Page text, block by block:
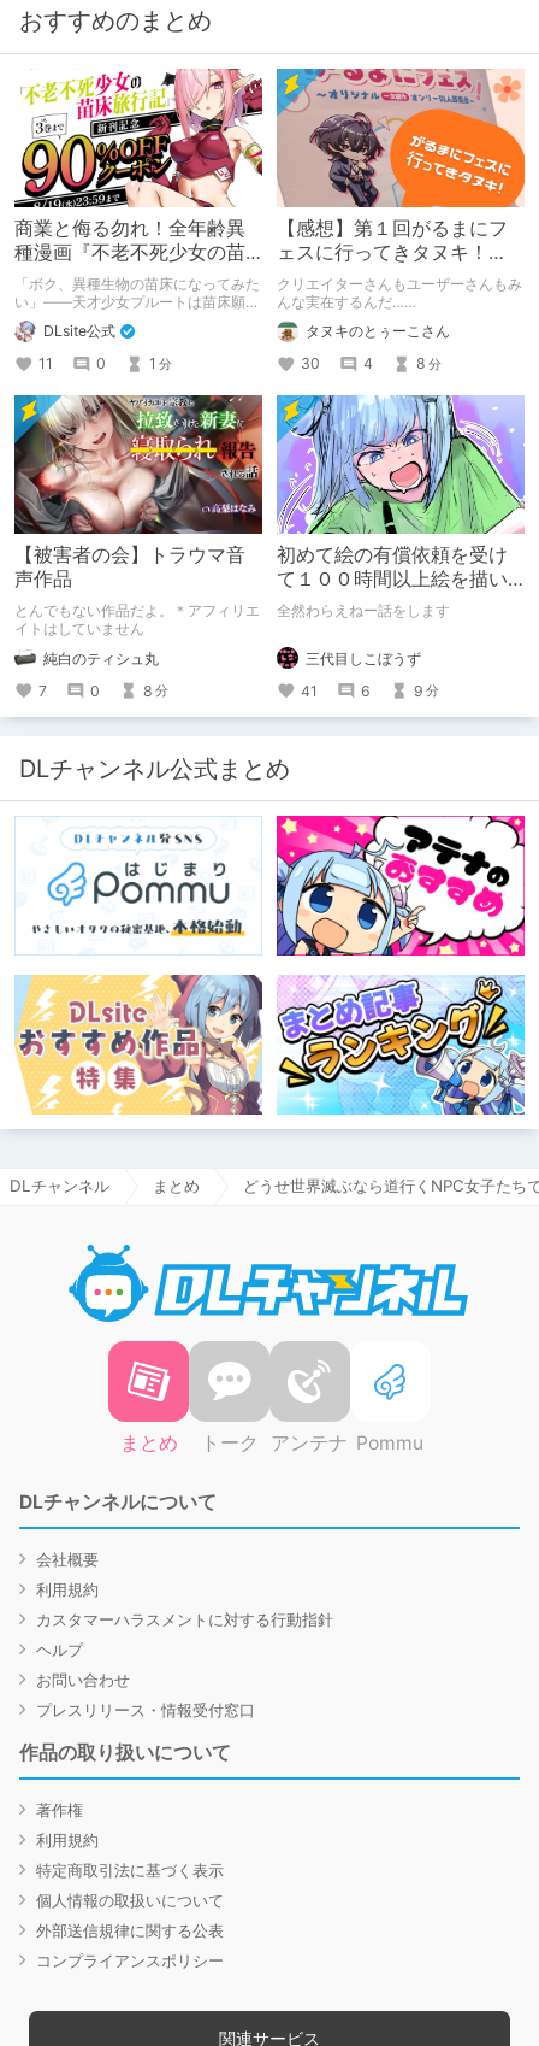
おすすめのまとめ
商業と侮る勿れ！全年齢異
種漫画『不老不死少女の苗
床旅行記』新刊記念1～3巻
90%オフクーポン配布中✨
「ボク、異種生物の苗床になってみた
い」――天才少女プルートは苗床願望
を叶えるため、不老不死の体を手に入
れた！ 話題沸騰の全年齢苗床コミッ
クスの新刊が発売開始！ それを記念
して1～3巻まで90%OFFクーポン配
布いたします！ まだ本作品未体験の
皆さん、多分お好きです。ぜひお試し
ください。
DLsite公式
11
0 1 分
【感想】第１回がるまにフ
ェスに行ってきタヌキ！
【レポ】
クリエイターさんもユーザーさんもみ
んな実在するんだ……
タヌキのとぅーこさん
30
4 8 分
【被害者の会】トラウマ音
声作品
とんでもない作品だよ。＊アフィリエ
イトはしていません
純白のティシュ丸
7
0 8 分
初めて絵の有償依頼を受け
て１００時間以上絵を描い
た話
全然わらえねー話をします
三代目しこぼうず
41
6 9 分
DLチャンネル公式まとめ
DLチャンネル まとめ どうせ世界滅ぶなら道行くNPC女子た
まとめ トーク アンテナ Pommu
DLチャンネルについて
会社概要
利用規約
カスタマーハラスメントに対する行動指針
ヘルプ
お問い合わせ
プレスリリース・情報受付窓口
作品の取り扱いについて
著作権
利用規約
特定商取引法に基づく表示
個人情報の取扱いについて
外部送信規律に関する公表
コンプライアンスポリシー
関連サービス